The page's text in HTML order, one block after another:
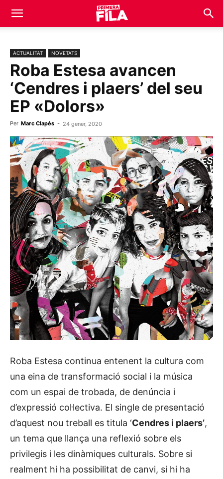
ACTUALITAT NOVETATS
Roba Estesa avancen
‘Cendres i plaers’ del seu
EP «Dolors»
Per Marc Clapés - 24 gener, 2020
Roba Estesa continua entenent la cultura com
una eina de transformació social i la música
com un espai de trobada, de denúncia i
d’expressió col·lectiva. El single de presentació
d’aquest nou treball es titula ‘Cendres i plaers’,
un tema que llança una reflexió sobre els
privilegis i les dinàmiques culturals. Sobre si
realment hi ha possibilitat de canvi, si hi ha